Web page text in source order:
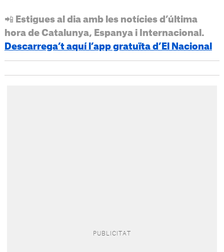
📲 Estigues al dia amb les notícies d’última
hora de Catalunya, Espanya i Internacional.
Descarrega’t aquí l’app gratuïta d’El Nacional